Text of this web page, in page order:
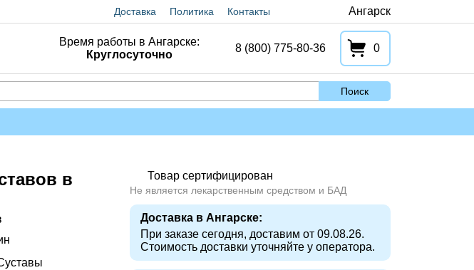
Доставка Политика Контакты Ангарск
Время работы в Ангарске:
Круглосуточно
8 (800) 775-80-36 0
Поиск
в
Товар сертифицирован
Не является лекарственным средством и БАД
Доставка в Ангарске:
При заказе сегодня, доставим от 09.08.26.
Стоимость доставки уточняйте у оператора.